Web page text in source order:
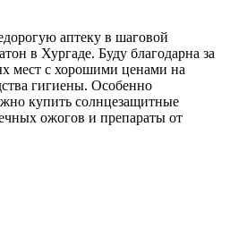
аптеку в шаговой
в Хургаде. Буду благодарна за
мест с хорошими ценами на
гигиены. Особенно
купить солнцезащитные
ожогов и препараты от